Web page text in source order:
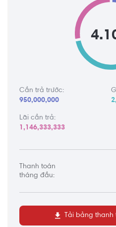
Cần trả trước:
950,000,000
Lãi cần trả:
1,146,333,333
Thanh toán
tháng đầu:
Tải bảng